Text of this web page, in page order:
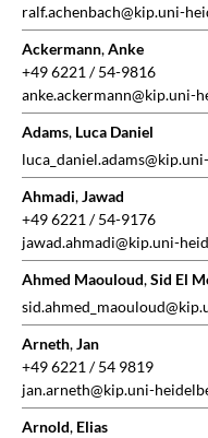
ralf.achenbach@kip.uni-
Ackermann,Anke
+49 6221 / 54-9816
anke.ackermann@kip.uni-
Adams, Luca Daniel
Ahmadi,Jawad
+49 6221 / 54-9176
jawad.ahmadi@kip.uni-
Ahmed Maouloud,Sid El
Arneth,Jan
+49 6221 / 54 9819
jan.arneth@kip.uni-
Arnold, Elias